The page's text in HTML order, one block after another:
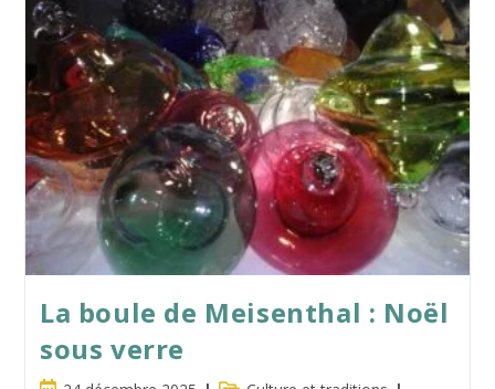
La boule de Meisenthal : Noël
sous verre